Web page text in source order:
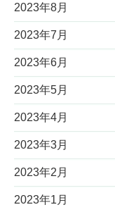
2023年8月
2023年7月
2023年6月
2023年5月
2023年4月
2023年3月
2023年2月
2023年1月